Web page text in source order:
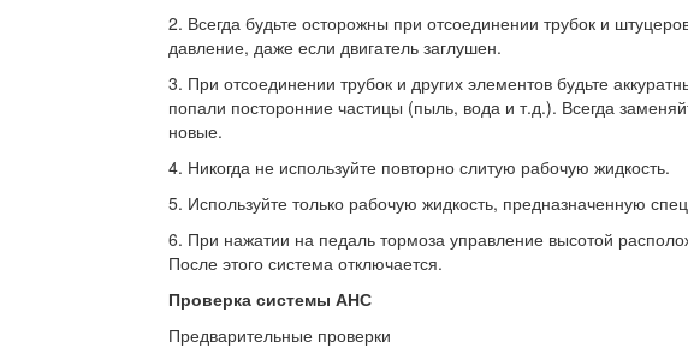
2. Всегда будьте осторожны при отсоединении трубок и
давление, даже если двигатель заглушен.
3. При отсоединении трубок и других элементов будьте
попали посторонние частицы (пыль, вода и т.д.). Всегда
новые.
4. Никогда не используйте повторно слитую рабочую жидкость.
5. Используйте только рабочую жидкость, предназначенную
6. При нажатии на педаль тормоза управление высотой
После этого система отключается.
Проверка системы АНС
Предварительные проверки